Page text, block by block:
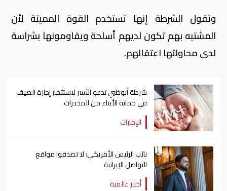
وتقول الشرطة إنها تستخدم القوة المميتة لأن
المشتبه بهم تكون لديهم أسلحة ويقاومونها بشراسة
لدى محاولتها اعتقالهم.
شرطة أبوظبي تدعو الأسر لاستثمار إجازة الصيف
في حماية الأبناء من المخدرات
الإمارات
نائب الرئيس الأمريكي: لا تصدقوا مواقع
التواصل الإيرانية
أخبار عالمية